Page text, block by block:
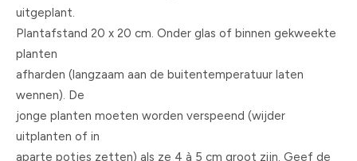
uitgeplant.
Plantafstand 20 x 20 cm. Onder glas of binnen gekweekte
planten
afharden (langzaam aan de buitentemperatuur laten
wennen). De
jonge planten moeten worden verspeend (wijder
uitplanten of in
aparte potjes zetten) als ze 4 à 5 cm groot zijn. Geef de